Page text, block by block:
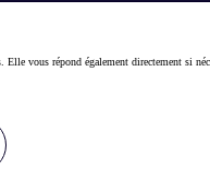
vous répond également directement si